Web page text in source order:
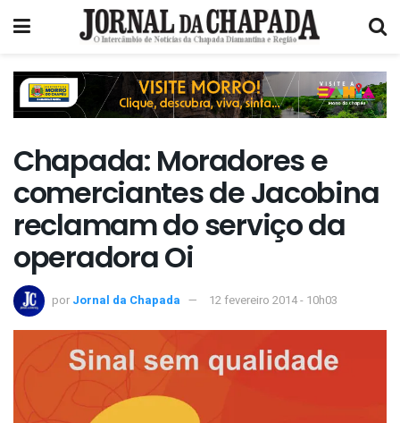
Chapada: Moradores e
comerciantes de Jacobina
reclamam do serviço da
operadora Oi
por Jornal da Chapada 12 fevereiro 2014 - 10h03